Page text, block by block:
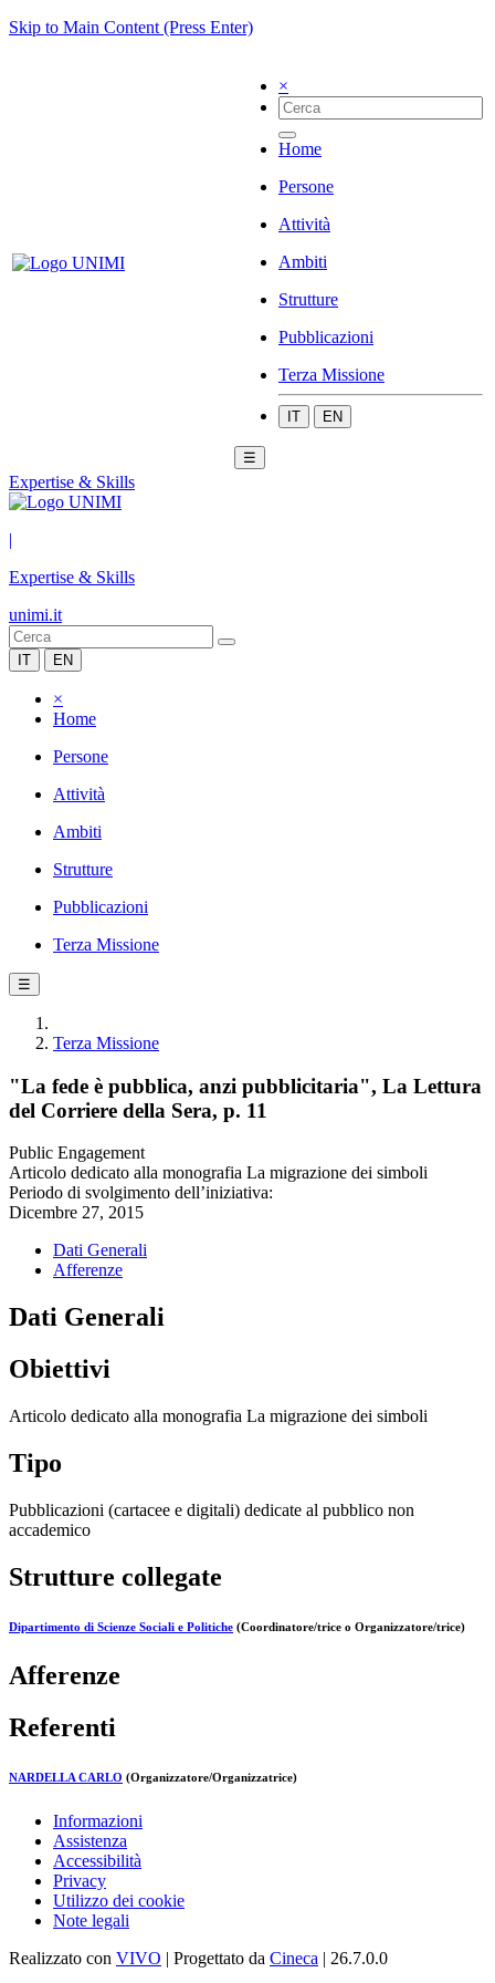
Skip to Main Content (Press Enter)
×
Home
Persone
Attività
Ambiti
Strutture
Pubblicazioni
Terza Missione
IT EN
☰
Expertise & Skills
|
Expertise & Skills
unimi.it
IT EN
×
Home
Persone
Attività
Ambiti
Strutture
Pubblicazioni
Terza Missione
☰
Terza Missione
"La fede è pubblica, anzi pubblicitaria", La Lettura
del Corriere della Sera, p. 11
Public Engagement
Articolo dedicato alla monografia La migrazione dei simboli
Periodo di svolgimento dell’iniziativa:
Dicembre 27, 2015
Dati Generali
Afferenze
Dati Generali
Obiettivi
Articolo dedicato alla monografia La migrazione dei simboli
Tipo
Pubblicazioni (cartacee e digitali) dedicate al pubblico non
accademico
Strutture collegate
Dipartimento di Scienze Sociali e Politiche (Coordinatore/trice o Organizzatore/trice)
Afferenze
Referenti
NARDELLA CARLO (Organizzatore/Organizzatrice)
Informazioni
Assistenza
Accessibilità
Privacy
Utilizzo dei cookie
Note legali
Realizzato con VIVO | Progettato da Cineca | 26.7.0.0